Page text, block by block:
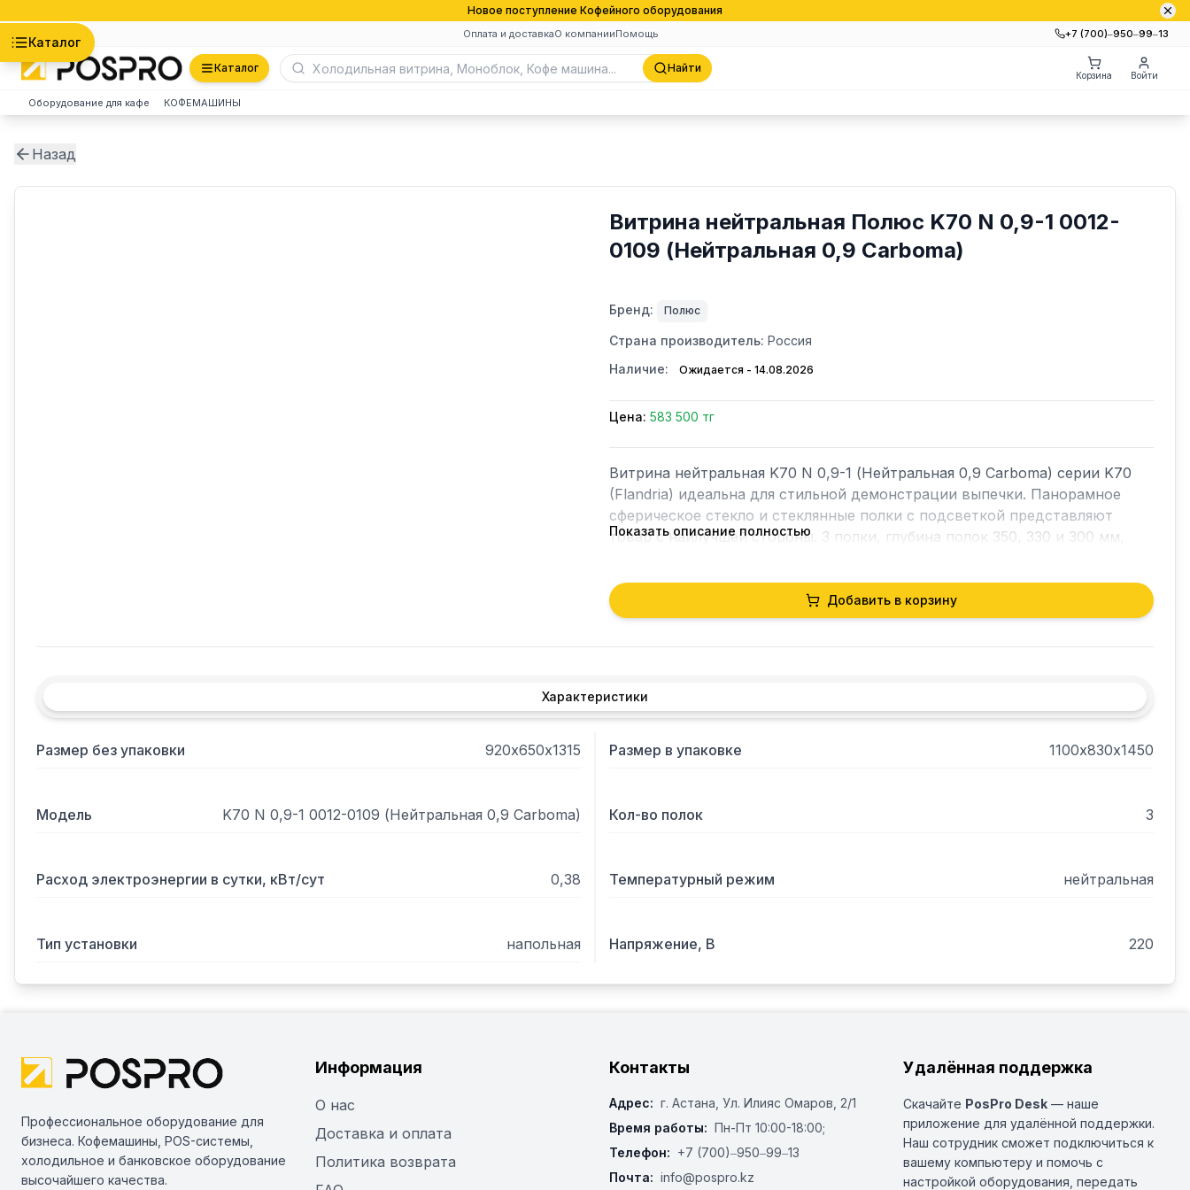
Новое поступление Кофейного оборудования
Оплата и доставкаО компанииПомощь +7 (700)‒950‒99‒13
Каталог
Каталог Найти
Корзина Войти
Оборудование для кафе КОФЕМАШИНЫ
Назад
Витрина нейтральная Полюс K70 N 0,9-1 0012-
0109 (Нейтральная 0,9 Carboma)
Бренд: Полюс
Страна производитель: Россия
Наличие:
Ожидается - 14.08.2026
Цена: 583 500 тг
Витрина нейтральная K70 N 0,9-1 (Нейтральная 0,9 Carboma) серии K70
(Flandria) идеальна для стильной демонстрации выпечки. Панорамное
сферическое стекло и стеклянные полки с подсветкой представляют
товар с наилучшей стороны. 3 полки, глубина полок 350, 330 и 300 мм,
освещением. Цвет корпуса — коричневый, экспозиционные поверхности
— отделка под золото.
Показать описание полностью
Добавить в корзину
Характеристики
Размер без упаковки 920х650х1315 Размер в упаковке 1100х830х1450
Модель K70 N 0,9-1 0012-0109 (Нейтральная 0,9 Carboma) Кол-во полок 3
Расход электроэнергии в сутки, кВт/сут 0,38 Температурный режим нейтральная
Тип установки напольная Напряжение, В 220
Профессиональное оборудование для
бизнеса. Кофемашины, POS-системы,
холодильное и банковское оборудование
высочайшего качества.
Информация
О нас
Доставка и оплата
Политика возврата
Контакты
Адрес: г. Астана, ​Ул. Илияс Омаров, 2/1
Время работы: Пн-Пт 10:00-18:00;
Телефон: +7 (700)‒950‒99‒13
Почта: info@pospro.kz
Удалённая поддержка
Скачайте PosPro Desk — наше
приложение для удалённой поддержки.
Наш сотрудник сможет подключиться к
вашему компьютеру и помочь с
настройкой оборудования, передать